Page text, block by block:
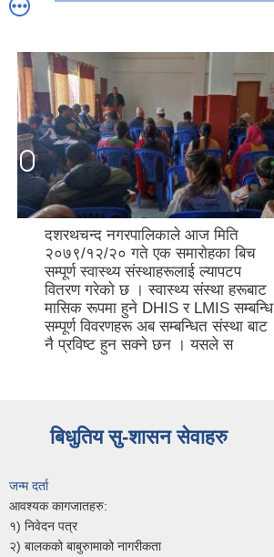
दशरथचन्द नगरपालिकाले आज मिति
२०७९/१२/२० गते एक समाराेहका बिच
सम्पूर्ण स्वास्थ्य संस्थाहरूलाई ल्यापटप
वितरण गरेकाे छ । स्वास्थ्य संस्था हरूबाट
मासिक रूपमा हुने DHIS र LMIS सम्बन्धि
सम्पूर्ण विवरणहरू अब सम्बन्धित संस्था बाट
नै प्रविष्ट हुन सक्ने छन । यसले स
बिधुतिय सु-शासन सेवाहरु
जन्म दर्ता
आवश्यक कागजातहरु:
१) निवेदन पत्र
२) बालकको बाबुरुामाको नागरीकता